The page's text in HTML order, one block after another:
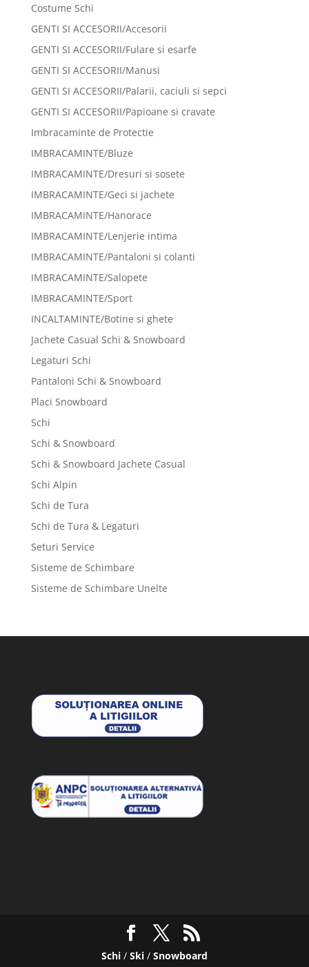
Costume Schi
GENTI SI ACCESORII/Accesorii
GENTI SI ACCESORII/Fulare si esarfe
GENTI SI ACCESORII/Manusi
GENTI SI ACCESORII/Palarii, caciuli si sepci
GENTI SI ACCESORII/Papioane si cravate
Imbracaminte de Protectie
IMBRACAMINTE/Bluze
IMBRACAMINTE/Dresuri si sosete
IMBRACAMINTE/Geci si jachete
IMBRACAMINTE/Hanorace
IMBRACAMINTE/Lenjerie intima
IMBRACAMINTE/Pantaloni si colanti
IMBRACAMINTE/Salopete
IMBRACAMINTE/Sport
INCALTAMINTE/Botine si ghete
Jachete Casual Schi & Snowboard
Legaturi Schi
Pantaloni Schi & Snowboard
Placi Snowboard
Schi
Schi & Snowboard
Schi & Snowboard Jachete Casual
Schi Alpin
Schi de Tura
Schi de Tura & Legaturi
Seturi Service
Sisteme de Schimbare
Sisteme de Schimbare Unelte
Schi/ Ski/ Snowboard